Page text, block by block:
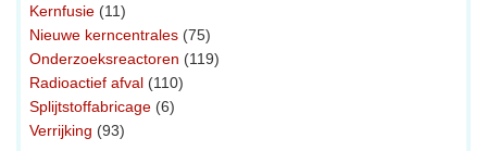
Kernfusie (11)
Nieuwe kerncentrales (75)
Onderzoeksreactoren (119)
Radioactief afval (110)
Splijtstoffabricage (6)
Verrijking (93)